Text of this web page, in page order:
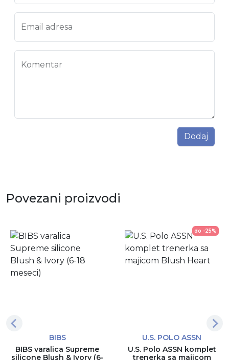
Email adresa
Komentar
Dodaj
Povezani proizvodi
BIBS
BIBS varalica Supreme
silicone Blush & Ivory (6-
do -25%
U.S. POLO ASSN
U.S. Polo ASSN komplet
trenerka sa majicom